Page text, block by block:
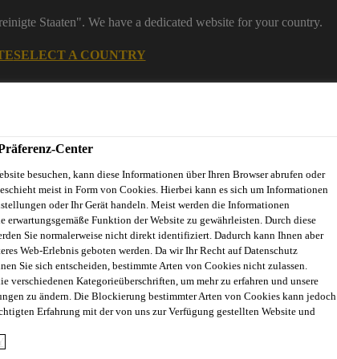
Staaten". We have a dedicated website for your country.
SELECT A COUNTRY
Erneuerbare Energie
Center
besuchen, kann diese Informationen über Ihren Browser abrufen oder
meist in Form von Cookies. Hierbei kann es sich um Informationen
oder Ihr Gerät handeln. Meist werden die Informationen
erwartungsgemäße Funktion der Website zu gewährleisten. Durch diese
Sie normalerweise nicht direkt identifiziert. Dadurch kann Ihnen aber
Web-Erlebnis geboten werden. Da wir Ihr Recht auf Datenschutz
Sie sich entscheiden, bestimmte Arten von Cookies nicht zulassen.
verschiedenen Kategorieüberschriften, um mehr zu erfahren und unsere
zu ändern. Die Blockierung bestimmter Arten von Cookies kann jedoch
Erfahrung mit der von uns zur Verfügung gestellten Website und